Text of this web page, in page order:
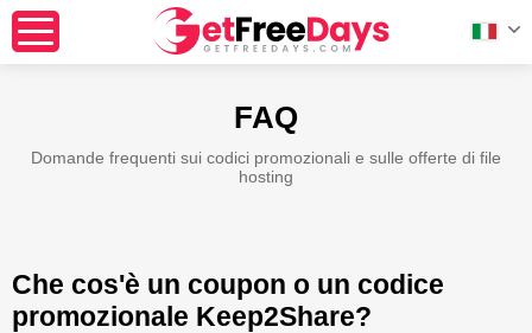
FAQ
Domande frequenti sui codici promozionali e sulle offerte di file
hosting
Che cos'è un coupon o un codice
promozionale Keep2Share?